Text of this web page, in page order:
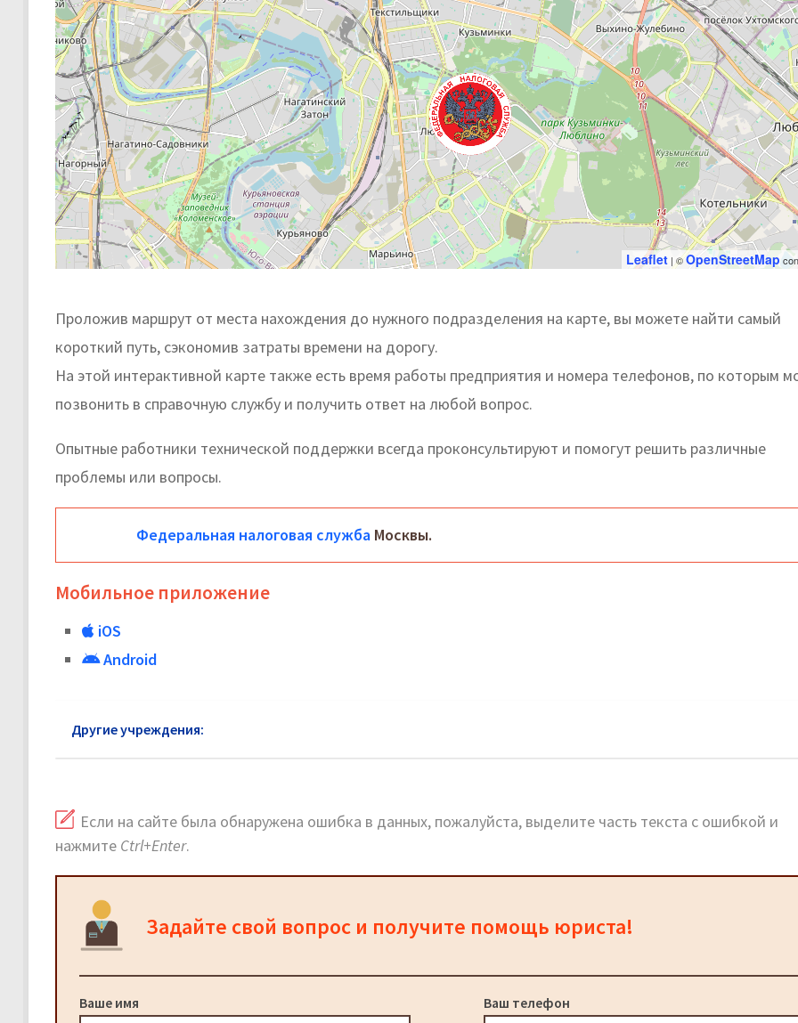
Leaflet | ©OpenStreetMap
Проложив маршрут от места нахождения до нужного подразделения на карте, вы можете найти самый
короткий путь, сэкономив затраты времени на дорогу.
На этой интерактивной карте также есть время работы предприятия и номера телефонов, по которым
позвонить в справочную службу и получить ответ на любой вопрос.
Опытные работники технической поддержки всегда проконсультируют и помогут решить различные
проблемы или вопросы.
Федеральная налоговая служба Москвы.
Мобильное приложение
iOS
Android
Другие учреждения:
Если на сайте была обнаружена ошибка в данных, пожалуйста, выделите часть текста с ошибкой и
нажмите Ctrl+Enter.
Задайте свой вопрос и получите помощь юриста!
Ваше имя Ваш телефон